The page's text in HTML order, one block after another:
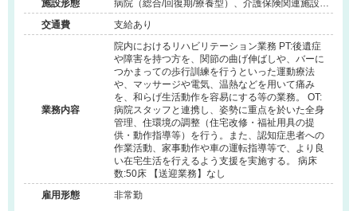
施設形態
病院（総合/回復期/療養型）、介護保険関連施設
（訪問看護・リハ）
交通費 支給あり
業務内容
院内におけるリハビリテーション業務 PT:後遺症
や障害を持つ方を、関節の曲げ伸ばしや、バーに
つかまっての歩行訓練を行うといった運動療法
や、マッサージや電気、温熱などを用いて痛み
を、和らげ生活動作を容易にする等の業務。 OT:
病院スタッフと連携し、姿勢に重点を於いた全身
管理、住環境の調整（住宅改修・福祉用具の提
供・動作指導等）を行う。また、認知症患者への
作業活動、家事動作や車の運転指導等で、より良
い在宅生活を行えるよう支援を実施する。 病床
数:50床 【送迎業務】なし
雇用形態
非常勤